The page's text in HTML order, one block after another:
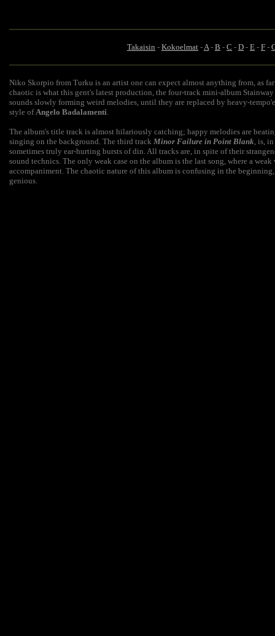
Takaisin - Kokoelmat -A- B - C - D - E - F -
Niko Skorpio from Turku is an artist one can expect almost anything from, as
chaotic is what this gent's latest production, the four-track mini-album
sounds slowly forming weird melodies, until they are replaced by heavy-
style ofAngelo Badalamenti.
The album's title track is almost hilariously catching; happy melodies are
singing on the background. The third track Minor Failure in Point Blank, is,
sometimes truly ear-hurting bursts of din. All tracks are, in spite of their
sound technics. The only weak case on the album is the last song, where a
accompaniment. The chaotic nature of this album is confusing in the
genious.